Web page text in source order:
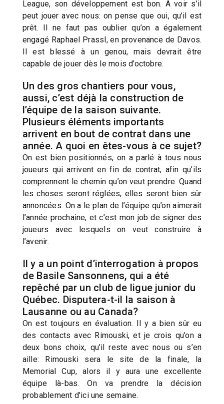
League, son développement est bon. A voir s’il
peut jouer avec nous: on pense que oui, qu’il est
prêt. Il ne faut pas oublier qu’on a également
engagé Raphael Prassl, en provenance de Davos.
Il est blessé à un genou, mais devrait être
capable de jouer dès le mois d’octobre.
Un des gros chantiers pour vous,
aussi, c’est déjà la construction de
l’équipe de la saison suivante.
Plusieurs éléments importants
arrivent en bout de contrat dans une
année. A quoi en êtes-vous à ce sujet?
On est bien positionnés, on a parlé à tous nous
joueurs qui arrivent en fin de contrat, afin qu’ils
comprennent le chemin qu’on veut prendre. Quand
les choses seront réglées, elles seront bien sûr
annoncées. On a le plan de l’équipe qu’on aimerait
l’année prochaine, et c’est mon job de signer des
joueurs avec lesquels on veut construire à
l’avenir.
Il y a un point d’interrogation à propos
de Basile Sansonnens, qui a été
repêché par un club de ligue junior du
Québec. Disputera-t-il la saison à
Lausanne ou au Canada?
On est toujours en évaluation. Il y a bien sûr eu
des contacts avec Rimouski, et je crois qu’on a
deux bons choix, qu’il reste avec nous ou s’en
aille: Rimouski sera le site de la finale, la
Memorial Cup, alors il y aura une excellente
équipe là-bas. On va prendre la décision
probablement d’ici une semaine.